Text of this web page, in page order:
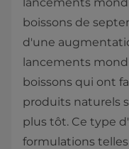
boissons de
d'une
lancements
boissons qui ont
produits naturels
plus tôt. Ce type
formulations telles